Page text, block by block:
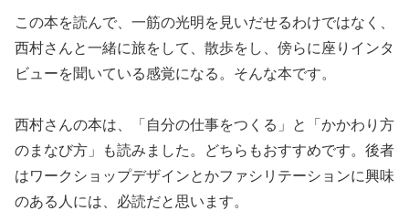
この本を読んで、一筋の光明を見いだせるわけではなく、
西村さんと一緒に旅をして、散歩をし、傍らに座りインタ
ビューを聞いている感覚になる。そんな本です。
西村さんの本は、「自分の仕事をつくる」と「かかわり方
のまなび方」も読みました。どちらもおすすめです。後者
はワークショップデザインとかファシリテーションに興味
のある人には、必読だと思います。